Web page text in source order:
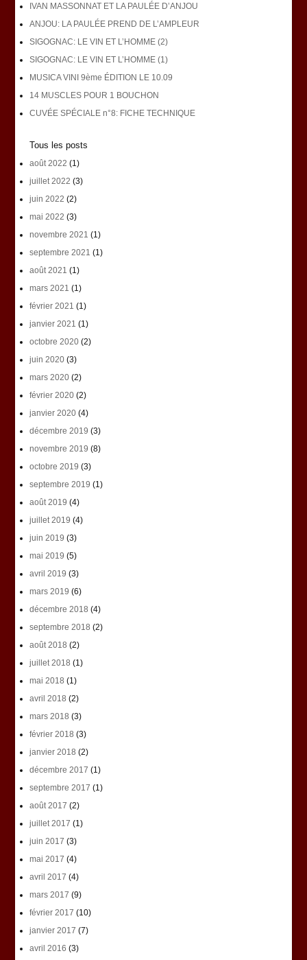
IVAN MASSONNAT ET LA PAULÉE D’ANJOU
ANJOU: LA PAULÉE PREND DE L’AMPLEUR
SIGOGNAC: LE VIN ET L’HOMME (2)
SIGOGNAC: LE VIN ET L’HOMME (1)
MUSICA VINI 9ème ÉDITION LE 10.09
14 MUSCLES POUR 1 BOUCHON
CUVÉE SPÉCIALE n°8: FICHE TECHNIQUE
Tous les posts
août 2022 (1)
juillet 2022 (3)
juin 2022 (2)
mai 2022 (3)
novembre 2021 (1)
septembre 2021 (1)
août 2021 (1)
mars 2021 (1)
février 2021 (1)
janvier 2021 (1)
octobre 2020(2)
juin 2020(3)
mars 2020(2)
février 2020(2)
janvier 2020(4)
décembre 2019 (3)
novembre 2019 (8)
octobre 2019 (3)
septembre 2019 (1)
août 2019 (4)
juillet 2019 (4)
juin 2019 (3)
mai 2019 (5)
avril 2019 (3)
mars 2019 (6)
décembre 2018 (4)
septembre 2018 (2)
août 2018 (2)
juillet 2018 (1)
mai 2018 (1)
avril 2018 (2)
mars 2018 (3)
février 2018 (3)
janvier 2018 (2)
décembre 2017 (1)
septembre 2017 (1)
août 2017 (2)
juillet 2017 (1)
juin 2017 (3)
mai 2017 (4)
avril 2017 (4)
mars 2017 (9)
février 2017 (10)
janvier 2017 (7)
avril 2016 (3)